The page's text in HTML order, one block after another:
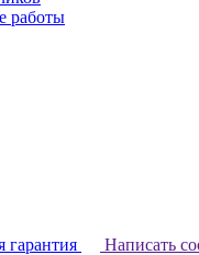
работы
гарантия Написать